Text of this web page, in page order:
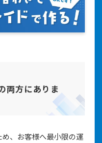
両方にありま
、お客様へ最小限の運